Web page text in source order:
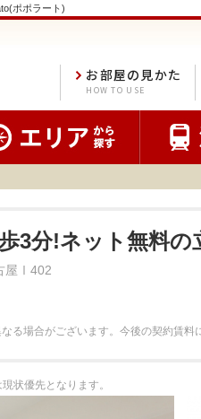
ポポラート)
お部屋の見かた
HOW TO USE
3分!ネット無料の
屋Ⅰ402
る場合がございます。 今後の契約賃料
状優先となります。